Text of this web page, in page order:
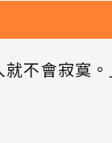
就不會寂寞